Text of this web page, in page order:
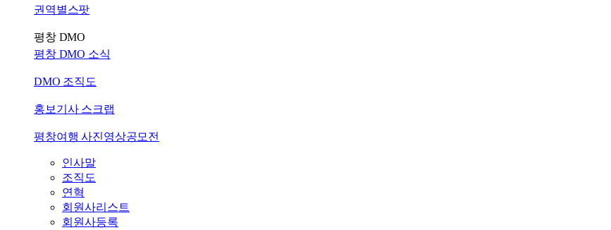
권역별스팟
평창 DMO
평창 DMO 소식
DMO 조직도
홍보기사 스크랩
평창여행 사진영상공모전
인사말
조직도
연혁
회원사리스트
회원사등록